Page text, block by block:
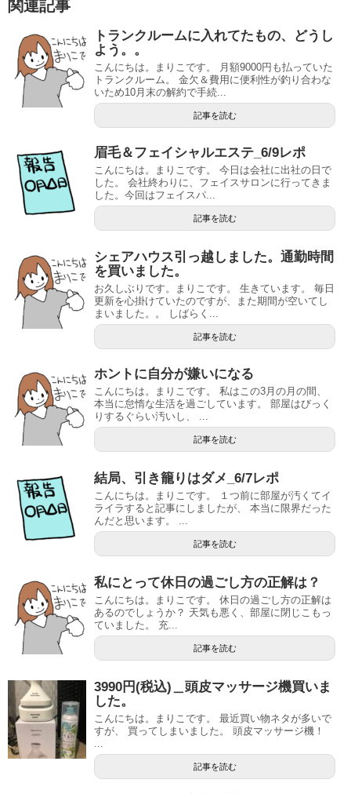
関連記事
トランクルームに入れてたもの、どうし
よう。。
こんにちは。まりこです。 月額9000円も払っていた
トランクルーム。 金欠＆費用に便利性が釣り合わな
いため10月末の解約で手続...
記事を読む
眉毛＆フェイシャルエステ_6/9レポ
こんにちは。まりこです。 今日は会社に出社の日で
した。 会社終わりに、フェイスサロンに行ってきま
した。今回はフェイスパ...
記事を読む
シェアハウス引っ越しました。通勤時間
を買いました。
お久しぶりです。まりこです。 生きています。 毎日
更新を心掛けていたのですが、また期間が空いてし
まいました。。 しばらく...
記事を読む
ホントに自分が嫌いになる
こんにちは。まりこです。 私はこの3月の月の間、
本当に怠惰な生活を過ごしています。 部屋はびっく
りするぐらい汚いし、 ...
記事を読む
結局、引き籠りはダメ_6/7レポ
こんにちは。まりこです。 １つ前に部屋が汚くてイ
ライラすると記事にしましたが、 本当に限界だった
んだと思います。 ...
記事を読む
私にとって休日の過ごし方の正解は？
こんにちは。まりこです。 休日の過ごし方の正解は
あるのでしょうか？ 天気も悪く、部屋に閉じこもっ
ていました。 充...
記事を読む
3990円(税込)＿頭皮マッサージ機買いま
した。
こんにちは。まりこです。 最近買い物ネタが多いで
すが、 買ってしまいました。 頭皮マッサージ機！
...
記事を読む